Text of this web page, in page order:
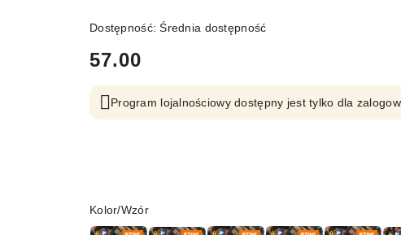
Dostępność:Średnia dostępność
cena:
57.00
Program lojalnościowy dostępny jest tylko dla
Wariant
Kolor/Wzór